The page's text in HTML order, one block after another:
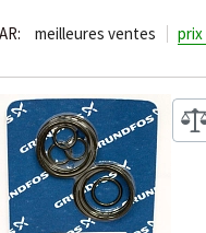
meilleures ventes prix